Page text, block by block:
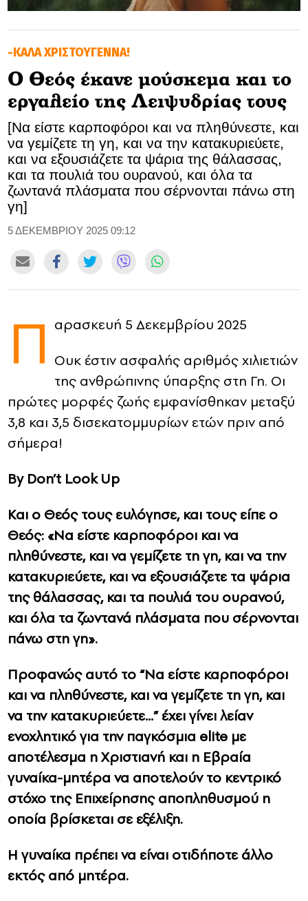
SOOZIE’S FRIENDS
CULTURE
TASTELAND
TECH
HEALTH
MEDIALAND
ADVERTISE
-ΚΑΛΑ ΧΡΙΣΤΟΥΓΕΝΝΑ!
Ο Θεός έκανε μούσκεμα και το
εργαλείο της Λειψυδρίας τους
[Να είστε καρποφόροι και να πληθύνεστε, και
να γεμίζετε τη γη, και να την κατακυριεύετε,
και να εξουσιάζετε τα ψάρια της θάλασσας,
και τα πουλιά του ουρανού, και όλα τα
ζωντανά πλάσματα που σέρνονται πάνω στη
γη]
5 ΔΕΚΕΜΒΡΙΟΥ 2025 09:12
Π αρασκευή 5 Δεκεμβρίου 2025
Ουκ έστιν ασφαλής αριθμός χιλιετιών
της ανθρώπινης ύπαρξης στη Γη. Οι
πρώτες μορφές ζωής εμφανίσθηκαν μεταξύ
3,8 και 3,5 δισεκατομμυρίων ετών πριν από
σήμερα!
By Don’t Look Up
Και ο Θεός τους ευλόγησε, και τους είπε ο
Θεός: «Να είστε καρποφόροι και να
πληθύνεστε, και να γεμίζετε τη γη, και να την
κατακυριεύετε, και να εξουσιάζετε τα ψάρια
της θάλασσας, και τα πουλιά του ουρανού,
και όλα τα ζωντανά πλάσματα που σέρνονται
πάνω στη γη».
Προφανώς αυτό το “Να είστε καρποφόροι
και να πληθύνεστε, και να γεμίζετε τη γη, και
να την κατακυριεύετε…” έχει γίνει λείαν
ενοχλητικό για την παγκόσμια elite με
αποτέλεσμα η Χριστιανή και η Εβραία
γυναίκα-μητέρα να αποτελούν το κεντρικό
στόχο της Επιχείρησης αποπληθυσμού η
οποία βρίσκεται σε εξέλιξη.
Η γυναίκα πρέπει να είναι οτιδήποτε άλλο
εκτός από μητέρα.